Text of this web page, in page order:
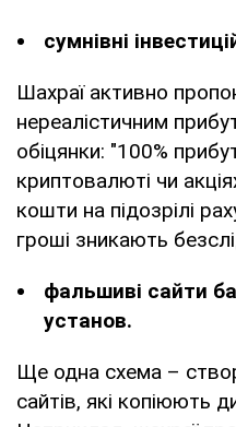
сумнівні
Шахраї активно
нереалістичним
обіцянки: "100%
криптовалюті чи
кошти на підозрілі
гроші зникають
фальшиві сайти
установ.
Ще одна схема –
сайтів, які копіюють